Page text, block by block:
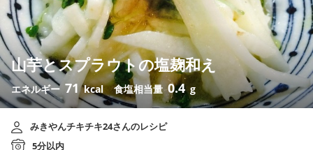
山芋とスプラウトの塩麹和え
エネルギー 71 kcal 食塩相当量 0.4 g
みきやんチキチキ24さんのレシピ
5分以内